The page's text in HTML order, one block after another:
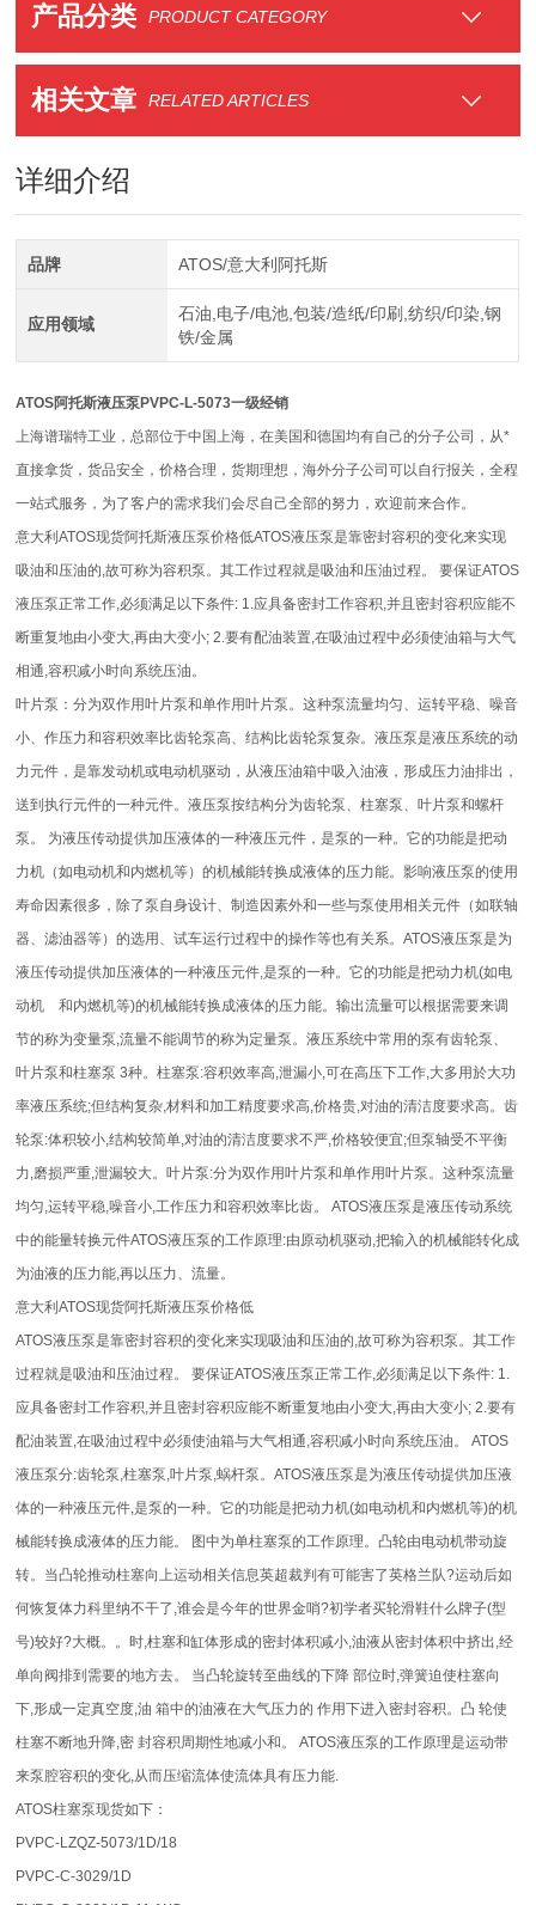
产品分类 PRODUCT CATEGORY
相关文章 RELATED ARTICLES
详细介绍
品牌 ATOS/意大利阿托斯
应用领域
石油,电子/电池,包装/造纸/印刷,纺织/印染,钢
铁/金属
ATOS阿托斯液压泵PVPC-L-5073一级经销
上海谱瑞特工业，总部位于中国上海，在美国和德国均有自己的分子公司，从*
直接拿货，货品安全，价格合理，货期理想，海外分子公司可以自行报关，全程
一站式服务，为了客户的需求我们会尽自己全部的努力，欢迎前来合作。
意大利ATOS现货阿托斯液压泵价格低ATOS液压泵是靠密封容积的变化来实现
吸油和压油的,故可称为容积泵。其工作过程就是吸油和压油过程。 要保证ATOS
液压泵正常工作,必须满足以下条件: 1.应具备密封工作容积,并且密封容积应能不
断重复地由小变大,再由大变小; 2.要有配油装置,在吸油过程中必须使油箱与大气
相通,容积减小时向系统压油。
叶片泵：分为双作用叶片泵和单作用叶片泵。这种泵流量均匀、运转平稳、噪音
小、作压力和容积效率比齿轮泵高、结构比齿轮泵复杂。液压泵是液压系统的动
力元件，是靠发动机或电动机驱动，从液压油箱中吸入油液，形成压力油排出，
送到执行元件的一种元件。液压泵按结构分为齿轮泵、柱塞泵、叶片泵和螺杆
泵。 为液压传动提供加压液体的一种液压元件，是泵的一种。它的功能是把动
力机（如电动机和内燃机等）的机械能转换成液体的压力能。影响液压泵的使用
寿命因素很多，除了泵自身设计、制造因素外和一些与泵使用相关元件（如联轴
器、滤油器等）的选用、试车运行过程中的操作等也有关系。ATOS液压泵是为
液压传动提供加压液体的一种液压元件,是泵的一种。它的功能是把动力机(如电
动机 和内燃机等)的机械能转换成液体的压力能。输出流量可以根据需要来调
节的称为变量泵,流量不能调节的称为定量泵。液压系统中常用的泵有齿轮泵、
叶片泵和柱塞泵 3种。柱塞泵:容积效率高,泄漏小,可在高压下工作,大多用於大功
率液压系统;但结构复杂,材料和加工精度要求高,价格贵,对油的清洁度要求高。齿
轮泵:体积较小,结构较简单,对油的清洁度要求不严,价格较便宜;但泵轴受不平衡
力,磨损严重,泄漏较大。叶片泵:分为双作用叶片泵和单作用叶片泵。这种泵流量
均匀,运转平稳,噪音小,工作压力和容积效率比齿。 ATOS液压泵是液压传动系统
中的能量转换元件ATOS液压泵的工作原理:由原动机驱动,把输入的机械能转化成
为油液的压力能,再以压力、流量。
意大利ATOS现货阿托斯液压泵价格低
ATOS液压泵是靠密封容积的变化来实现吸油和压油的,故可称为容积泵。其工作
过程就是吸油和压油过程。 要保证ATOS液压泵正常工作,必须满足以下条件: 1.
应具备密封工作容积,并且密封容积应能不断重复地由小变大,再由大变小; 2.要有
配油装置,在吸油过程中必须使油箱与大气相通,容积减小时向系统压油。 ATOS
液压泵分:齿轮泵,柱塞泵,叶片泵,蜗杆泵。ATOS液压泵是为液压传动提供加压液
体的一种液压元件,是泵的一种。它的功能是把动力机(如电动机和内燃机等)的机
械能转换成液体的压力能。 图中为单柱塞泵的工作原理。凸轮由电动机带动旋
转。当凸轮推动柱塞向上运动相关信息英超裁判有可能害了英格兰队?运动后如
何恢复体力科里纳不干了,谁会是今年的世界金哨?初学者买轮滑鞋什么牌子(型
号)较好?大概。。时,柱塞和缸体形成的密封体积减小,油液从密封体积中挤出,经
单向阀排到需要的地方去。 当凸轮旋转至曲线的下降 部位时,弹簧迫使柱塞向
下,形成一定真空度,油 箱中的油液在大气压力的 作用下进入密封容积。凸 轮使
柱塞不断地升降,密 封容积周期性地减小和。 ATOS液压泵的工作原理是运动带
来泵腔容积的变化,从而压缩流体使流体具有压力能.
ATOS柱塞泵现货如下：
PVPC-LZQZ-5073/1D/18
PVPC-C-3029/1D